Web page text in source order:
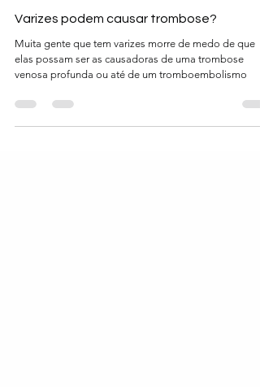
Juliana Puggina
19 de mai. de 2022
4 min de leitura
Varizes podem causar trombose?
Muita gente que tem varizes morre de medo de que
venosa profunda ou até de um tromboembolismo